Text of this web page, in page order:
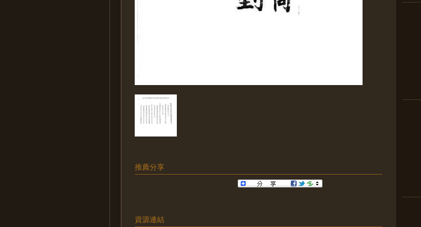
推薦分享
資源連結